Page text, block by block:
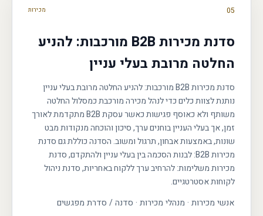
05 מכירות
סדנת מכירות B2B מורכבות: להניע
החלטה מרובת בעלי עניין
סדנת מכירות B2B מורכבות: להניע החלטה מרובת בעלי עניין
נותנת לצוות כלים כדי לנהל מכירה מורכבת כמסלול החלטה
משותף ולא כאוסף פגישות כאשר עסקת B2B מתקדמת לאורך
זמן, אך בעלי העניין בוחנים ערך, סיכון והוכחה מנקודות מבט
שונות, באמצעות אבחון, תרגול ומשוב. הסדנה כוללת גם סדנת
מכירות B2B: לבנות הסכמה בין בעלי עניין ולהתקדם, סדנת
מכירות משלימות: להרחיב ערך ללקוח באחריות, סדנת ניהול
לקוחות אסטרטגיים.
אנשי מכירות · מנהלי מכירות · סדנה / סדרת מפגשים